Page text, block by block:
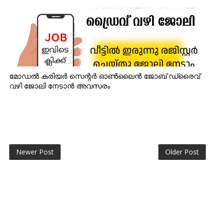
മോഡൽ കരിയർ സെന്റർ ഓൺലൈൻ ജോബ് ഡ്രൈവ്
വഴി ജോലി നേടാൻ അവസരം
Newer Post Older Post